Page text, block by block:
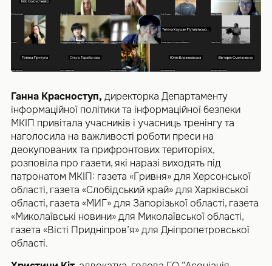
Ганна Красноступ, директорка Департаменту
інформаційної політики та інформаційної безпеки
МКІП привітала учасників і учасниць тренінгу та
наголосила на важливості роботи преси на
деокупованих та прифронтових територіях,
розповіла про газети, які наразі виходять під
патронатом МКІП: газета «Гривня» для Херсонської
області, газета «Слобідський край» для Харківської
області, газета «МИГ» для Запорізької області, газета
«Миколаївські новини» для Миколаївської області,
газета «Вісті Придніпров’я» для Дніпропетровської
області.